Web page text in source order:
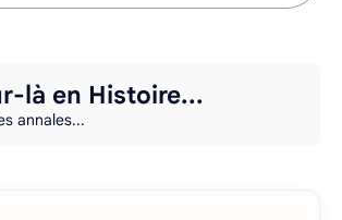
là en Histoire...
annales...